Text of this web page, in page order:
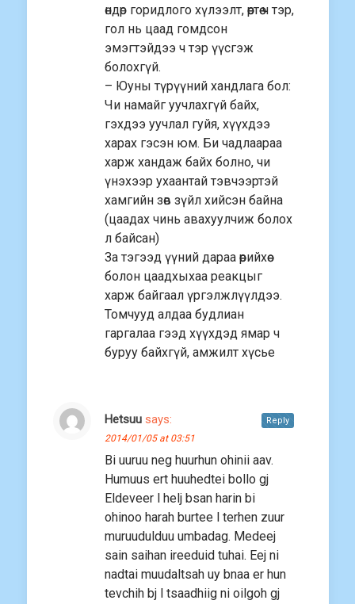
өндөр горидлого хүлээлт, өөртөө ч тэр,
гол нь цаад гомдсон
эмэгтэйдээ ч тэр үүсгэж
болохгүй.
– Юуны түрүүний хандлага бол:
Чи намайг уучлахгүй байх,
гэхдээ уучлал гуйя, хүүхдээ
харах гэсэн юм. Би чадлаараа
харж хандаж байх болно, чи
үнэхээр ухаантай тэвчээртэй
хамгийн зөв зүйл хийсэн байна
(цаадах чинь авахуулчиж болох
л байсан)
За тэгээд үүний дараа өөрийхөө
болон цаадхыхаа реакцыг
харж байгаал үргэлжлүүлдээ.
Томчууд алдаа будлиан
гаргалаа гээд хүүхдэд ямар ч
буруу байхгүй, амжилт хүсье
Hetsuu says:
2014/01/05 at 03:51
Bi uuruu neg huurhun ohinii aav.
Humuus ert huuhedtei bollo gj
Eldeveer l helj bsan harin bi
ohinoo harah burtee l terhen zuur
muruudulduu umbadag. Medeej
sain saihan ireeduid tuhai. Eej ni
nadtai muudaltsah uy bnaa er hun
tevchih bj l tsaadhiig ni oilgoh gj
Reply